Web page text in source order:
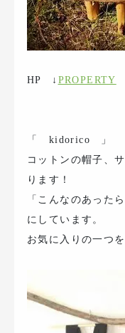
HP ↓ PROPERTY
「 kidorico 」
コットンの帽子、
ります！
「こんなのあった
にしています。
お気に入りの一つ